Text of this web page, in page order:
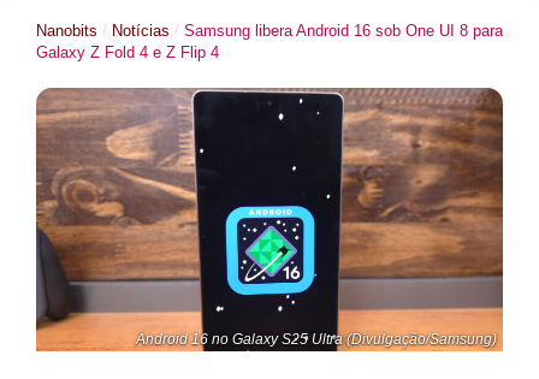
Nanobits / Notícias / Samsung libera Android 16 sob One UI 8 para
Galaxy Z Fold 4 e Z Flip 4
Android 16 no Galaxy S25 Ultra (Divulgação/Samsung)